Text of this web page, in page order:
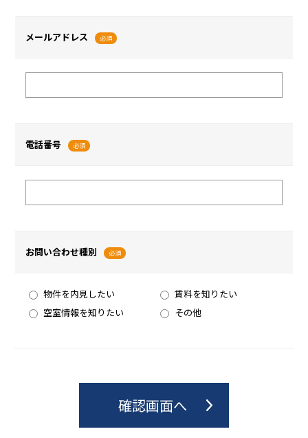
メールアドレス 必須
電話番号 必須
お問い合わせ種別 必須
物件を内見したい
賃料を知りたい
空室情報を知りたい
その他